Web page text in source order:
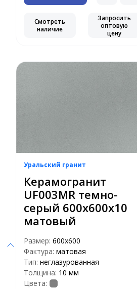
Смотреть
наличие
Запросить
оптовую
цену
Уральский гранит
Керамогранит
UF003MR темно-
серый 600х600х10
матовый
Размер: 600х600
Фактура: матовая
Тип: неглазурованная
Толщина: 10 мм
Цвета: